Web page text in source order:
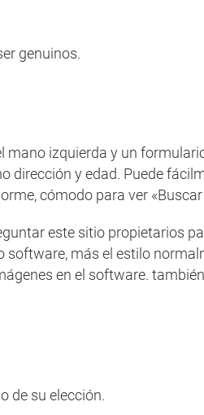
genuinos.
mano izquierda y un
dirección y edad. Puede
cómodo para ver
este sitio propietarios
más el estilo
en el software.
de su elección.